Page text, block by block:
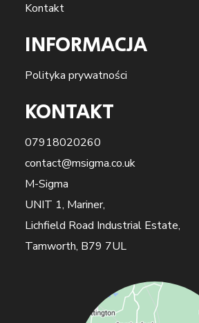
Kontakt
INFORMACJA
Polityka prywatności
KONTAKT
07918020260
contact@msigma.co.uk
M-Sigma
UNIT 1, Mariner,
Lichfield Road Industrial Estate,
Tamworth, B79 7UL